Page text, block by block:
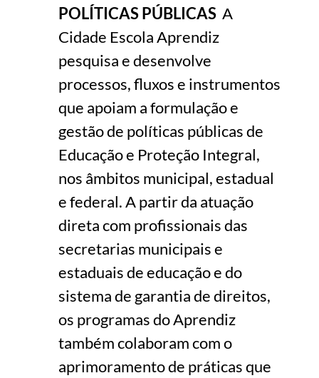
POLÍTICAS PÚBLICAS A
Cidade Escola Aprendiz
pesquisa e desenvolve
processos, fluxos e instrumentos
que apoiam a formulação e
gestão de políticas públicas de
Educação e Proteção Integral,
nos âmbitos municipal, estadual
e federal. A partir da atuação
direta com profissionais das
secretarias municipais e
estaduais de educação e do
sistema de garantia de direitos,
os programas do Aprendiz
também colaboram com o
aprimoramento de práticas que